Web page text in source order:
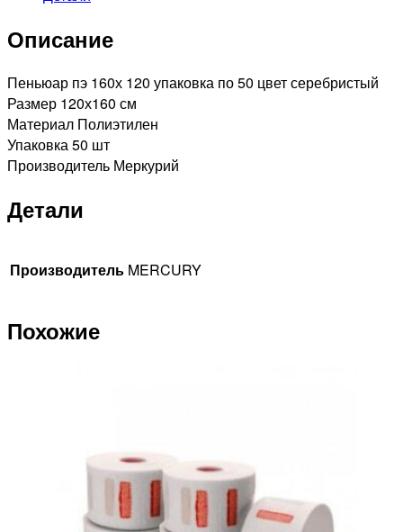
Описание
Пеньюар пэ 160х 120 упаковка по 50 цвет серебристый
Размер 120х160 см
Материал Полиэтилен
Упаковка 50 шт
Производитель Меркурий
Детали
Производитель MERCURY
Похожие